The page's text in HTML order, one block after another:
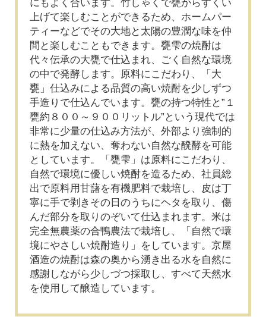
にもよく合います。竹しゃくで甕からすくい
上げて楽しむことができるため、ホームパー
ティーなどでその大地と太陽の豊潤な味を仲
間と楽しむこともできます。甕雫の焼酎は
代々伝承の大甕で仕込まれ、ごく自然な環境
の中で発酵します。原料にこだわり、「大
甕」仕込みによる品質の高い焼酎を少しずつ
手造りで仕込んでいます。甕の持つ特性と”１
甕約８００～９００リットル”という現代では
非常に少量の仕込み方法が、外部より強制的
に熱を加えない、奪わない自然な醗酵を可能
としています。「甕雫」は原料にこだわり、
自然で環境に優しい焼酎を造るため、社員総
出で原料用甘藷を有機肥料で栽培し、皮は丁
寧に手で剥きその日のうちにヘタを取り、傷
んだ部分を取りのぞいて仕込まれます。米は
完全無農薬の合鴨農法で栽培し、「自然で環
境にやさしい焼酎造り」をしています。京屋
酒造の焼酎は森の奥から湧き出る水を自然に
感謝しながら少しづつ採取し、すべて天然水
を使用して醸造しています。